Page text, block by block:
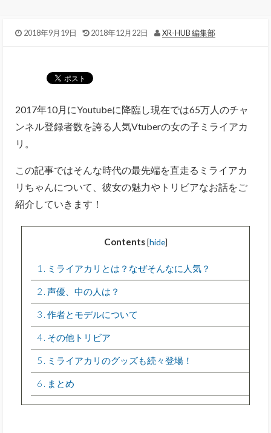
2018年9月19日 2018年12月22日 XR-HUB 編集部
2017年10月にYoutubeに降臨し現在では65万人のチャ
ンネル登録者数を誇る人気Vtuberの女の子ミライアカ
リ。
この記事ではそんな時代の最先端を直走るミライアカ
リちゃんについて、彼女の魅力やトリビアなお話をご
紹介していきます！
Contents [hide]
1 ミライアカリとは？なぜそんなに人気？
2 声優、中の人は？
3 作者とモデルについて
4 その他トリビア
5 ミライアカリのグッズも続々登場！
6 まとめ